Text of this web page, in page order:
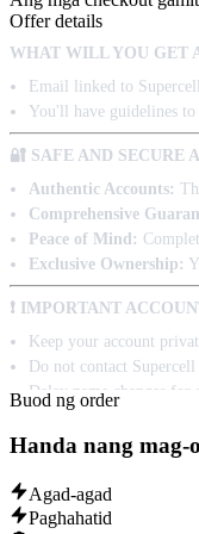
Offer details
WHAT WILL YOU GET
Email linked to
You'll have guidelines to
🔐 SAFE AND SECURE
Authentic Accounts:
Comprehensive
Peace of Mind:
Exclusive Ownership:
❗ IMPORTANT
Keep your account
Do not contact Supercell
Delay name changes for
Buod ng order
Handa nang mag-
Agad-agad
Paghahatid